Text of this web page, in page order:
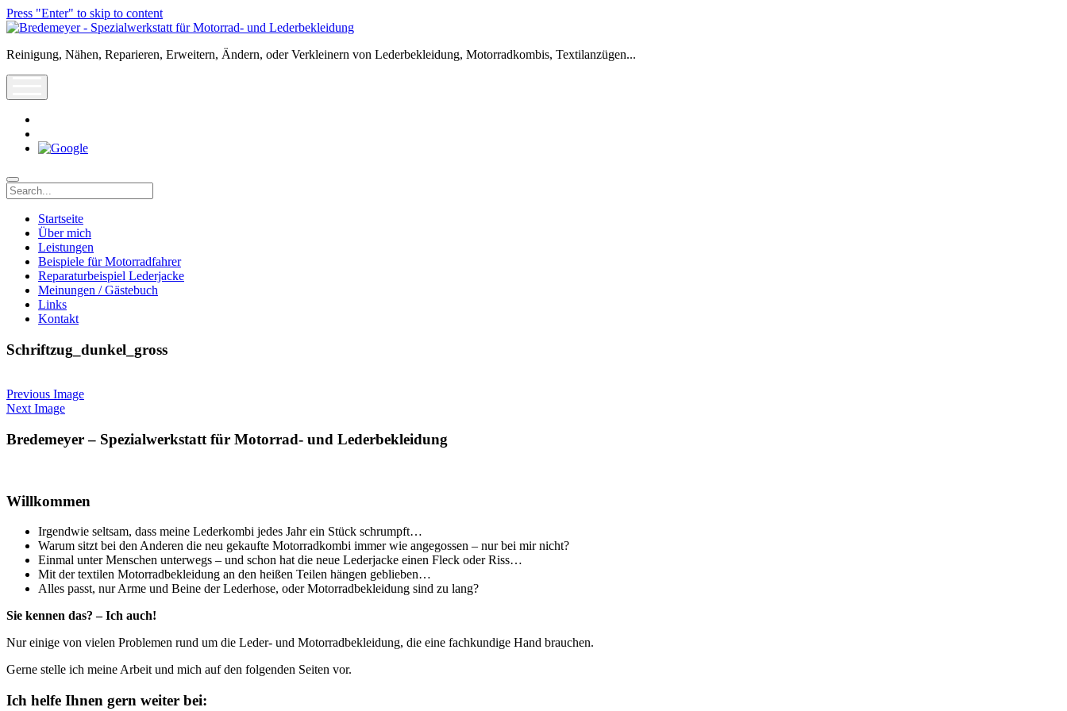
Press "Enter" to skip to content
Bredemeyer
Spezialwerkstatt
und
Reinigung, Nähen, Reparieren, Erweitern, Ändern, oder Verkleinern von Lederbekleidung, Motorradkombis, Textilanzügen...
reparatur.de
Search
Startseite
Über mich
Leistungen
Beispiele für Motorradfahrer
Reparaturbeispiel Lederjacke
Meinungen / Gästebuch
Links
Kontakt
Schriftzug_dunkel_gross
Previous Image
Next Image
Sidebar
Bredemeyer – Spezialwerkstatt für Motorrad- und Lederbekleidung
Willkommen
Irgendwie seltsam, dass meine Lederkombi jedes Jahr ein Stück schrumpft…
Warum sitzt bei den Anderen die neu gekaufte Motorradkombi immer wie angegossen – nur bei mir nicht?
Einmal unter Menschen unterwegs – und schon hat die neue Lederjacke einen Fleck oder Riss…
Mit der textilen Motorradbekleidung an den heißen Teilen hängen geblieben…
Alles passt, nur Arme und Beine der Lederhose, oder Motorradbekleidung sind zu lang?
Sie kennen das? – Ich auch!
Nur einige von vielen Problemen rund um die Leder- und Motorradbekleidung, die eine fachkundige Hand brauchen.
Gerne stelle ich meine Arbeit und mich auf den folgenden Seiten vor.
Ich helfe Ihnen gern weiter bei: